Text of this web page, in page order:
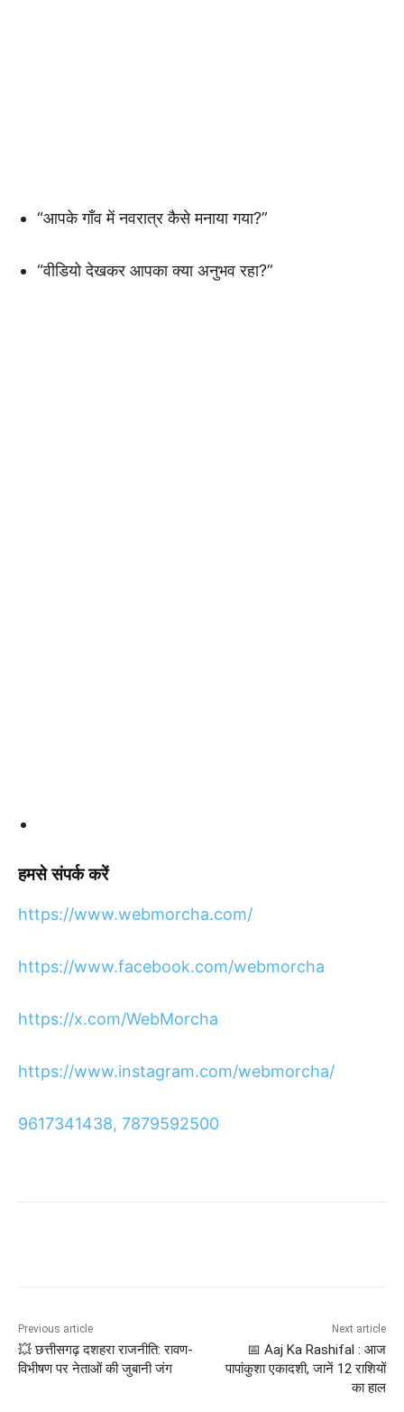
“आपके गाँव में नवरात्र कैसे मनाया गया?”
“वीडियो देखकर आपका क्या अनुभव रहा?”
हमसे संपर्क करें
https://www.webmorcha.com/
https://www.facebook.com/webmorcha
https://x.com/WebMorcha
https://www.instagram.com/webmorcha/
9617341438, 7879592500
Previous article
💥 छत्तीसगढ़ दशहरा राजनीति: रावण-
विभीषण पर नेताओं की जुबानी जंग
Next article
📅 Aaj Ka Rashifal : आज
पापांकुशा एकादशी, जानें 12 राशियों
का हाल